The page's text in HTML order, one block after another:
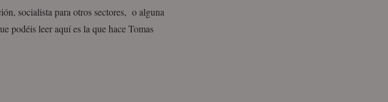
socialista para otros sectores, o alguna
podéis leer aquí es la que hace Tomas